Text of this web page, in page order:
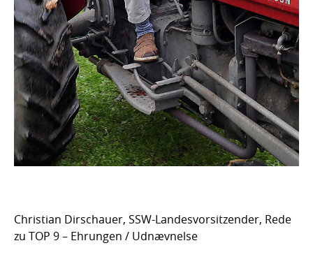
Christian Dirschauer, SSW-Landesvorsitzender, Rede
zu TOP 9 – Ehrungen / Udnævnelse